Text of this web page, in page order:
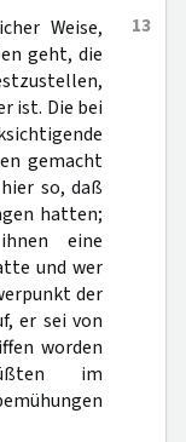
13
Weise,
geht, die
ist. Die bei
gemacht
so, daß
hatten;
eine
und wer
der
er sei von
worden
im